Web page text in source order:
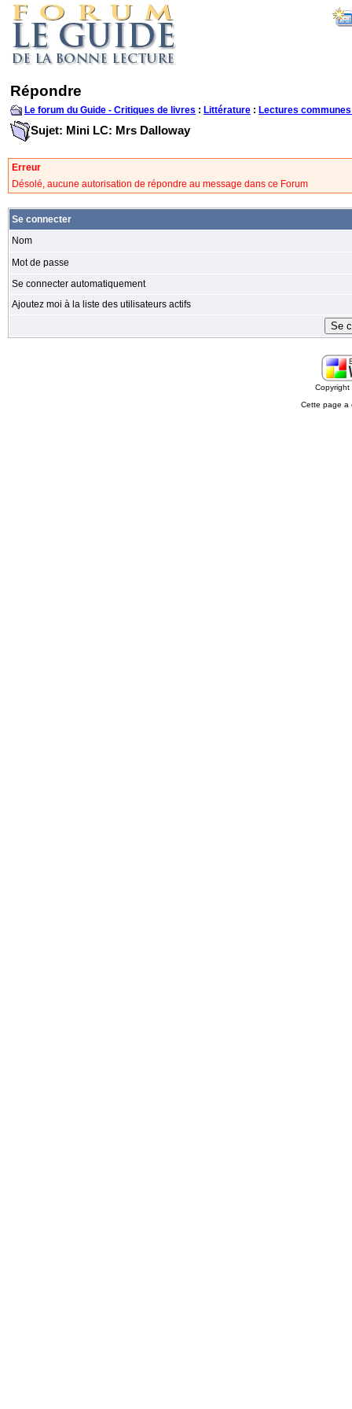
Répondre
Le forum du Guide - Critiques de livres : Littérature : Lectures
Sujet: Mini LC: Mrs Dalloway
Erreur
Désolé, aucune autorisation de répondre au message dans ce Forum
Se connecter
Nom
Mot de passe
Se connecter automatiquement
Ajoutez moi à la liste des utilisateurs actifs
Cette page a